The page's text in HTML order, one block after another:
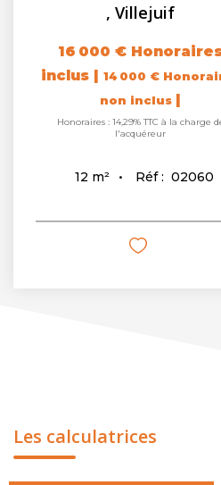
, Villejuif
16 000 €
inclus | 14 000 €
non inclus |
Honoraires : 14,29% TTC à la charge
l'acquéreur
12 m² Réf : 02060
Les calculatrices